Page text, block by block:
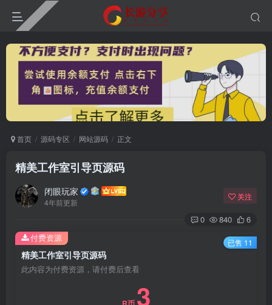
首页 源码专区 网站源码 正文
精美工作室引导页源码
闭眼玩家
4年前更新
关注
0 840 6
精美工作室引导页源码
此内容为付费资源，请付费后查看
3
付费资源 已售 11